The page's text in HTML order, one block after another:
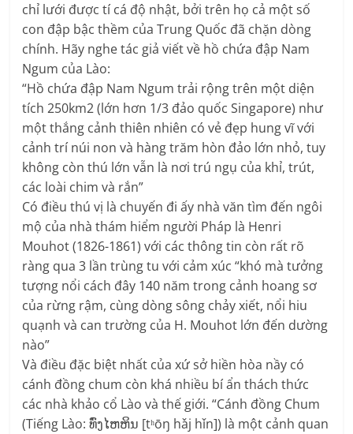
chỉ lưới được tí cá độ nhật, bởi trên họ cả một số
con đập bậc thềm của Trung Quốc đã chặn dòng
chính. Hãy nghe tác giả viết về hồ chứa đập Nam
Ngum của Lào:
“Hồ chứa đập Nam Ngum trải rộng trên một diện
tích 250km2 (lớn hơn 1/3 đảo quốc Singapore) như
một thắng cảnh thiên nhiên có vẻ đẹp hung vĩ với
cảnh trí núi non và hàng trăm hòn đảo lớn nhỏ, tuy
không còn thú lớn vẫn là nơi trú ngụ của khỉ, trút,
các loài chim và rắn”
Có điều thú vị là chuyến đi ấy nhà văn tìm đến ngôi
mộ của nhà thám hiểm người Pháp là Henri
Mouhot (1826-1861) với các thông tin còn rất rõ
ràng qua 3 lần trùng tu với cảm xúc “khó mà tưởng
tượng nổi cách đây 140 năm trong cảnh hoang sơ
của rừng rậm, cùng dòng sông chảy xiết, nổi hiu
quạnh và can trường của H. Mouhot lớn đến dường
nào”
Và điều đặc biệt nhất của xứ sở hiền hòa nầy có
cánh đồng chum còn khá nhiều bí ẩn thách thức
các nhà khảo cổ Lào và thế giới. “Cánh đồng Chum
(Tiếng Lào: ທົ່ງໄຫຫິນ [tʰōŋ hǎj hǐn]) là một cảnh quan